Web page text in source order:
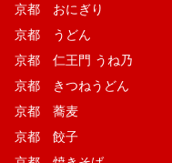
京都 おにぎり
京都 うどん
京都 仁王門 うね乃
京都 きつねうどん
京都 蕎麦
京都 餃子